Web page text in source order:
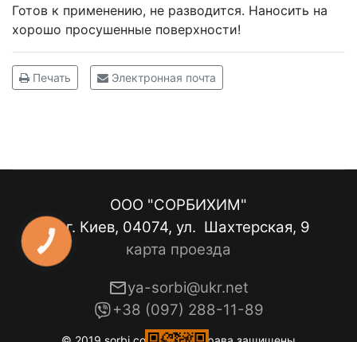
Готов к применению, не разводится. Наносить на
хорошо просушенные поверхности!
Печать Электронная почта
ООО "СОРБИХИМ"
г. Киев, 04074, ул. Шахтерская, 9
карта проезда
ya-sorbi@ukr.net
+38 (097) 288-11-89
КНОПКА
ЗВ'ЯЗКУ